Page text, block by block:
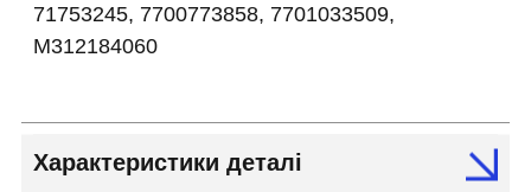
71753245, 7700773858, 7701033509,
M312184060
Характеристики деталі